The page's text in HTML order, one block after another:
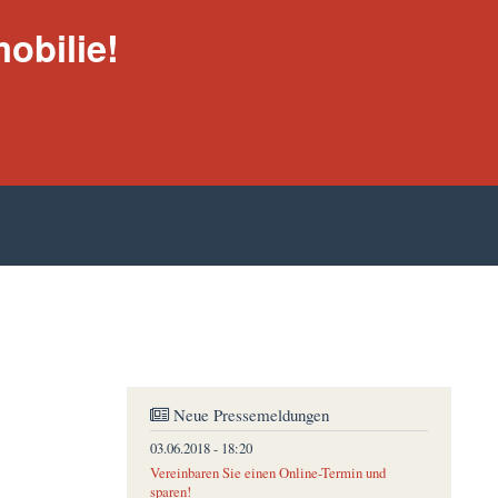
Neue Pressemeldungen
03.06.2018 - 18:20
Vereinbaren Sie einen Online-Termin und
sparen!